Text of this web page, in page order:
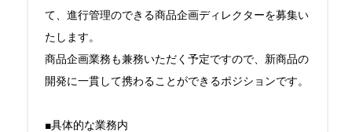
て、進行管理のできる商品企画ディレクターを募集い
たします。
商品企画業務も兼務いただく予定ですので、新商品の
開発に一貫して携わることができるポジションです。
■具体的な業務内